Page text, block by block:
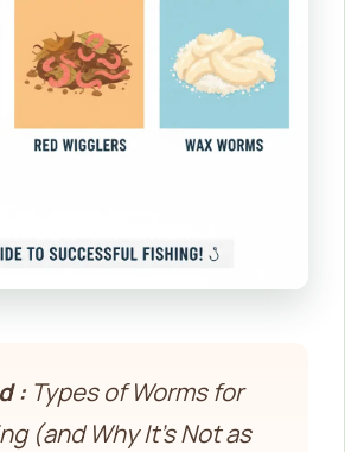
:Types of Worms for
(and Why It’s Not as